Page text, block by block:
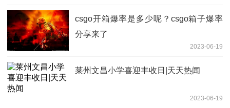
csgo开箱爆率是多少呢？csgo箱子爆率
分享来了
2023-06-19
莱州文昌小学喜迎丰收日|天天热闻
2023-06-19